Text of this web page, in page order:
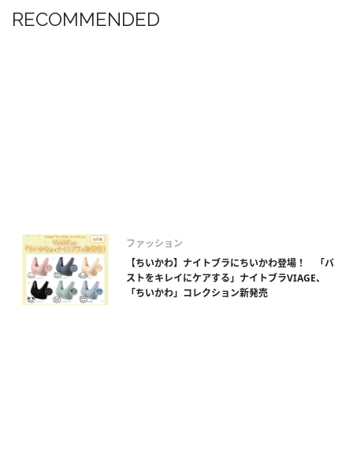
RECOMMENDED
ファッション
【ちいかわ】ナイトブラにちいかわ登場！ 「バ
ストをキレイにケアする」ナイトブラVIAGE、
「ちいかわ」コレクション新発売